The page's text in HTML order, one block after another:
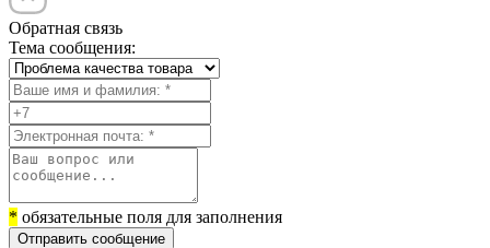
Обратная связь
Тема сообщения:
* обязательные поля для заполнения
Отправить сообщение